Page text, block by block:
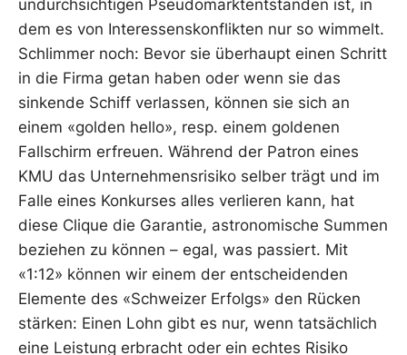
undurchsichtigen Pseudomarktentstanden ist, in
dem es von Interessenskonflikten nur so wimmelt.
Schlimmer noch: Bevor sie überhaupt einen Schritt
in die Firma getan haben oder wenn sie das
sinkende Schiff verlassen, können sie sich an
einem «golden hello», resp. einem goldenen
Fallschirm erfreuen. Während der Patron eines
KMU das Unternehmensrisiko selber trägt und im
Falle eines Konkurses alles verlieren kann, hat
diese Clique die Garantie, astronomische Summen
beziehen zu können – egal, was passiert. Mit
«1:12» können wir einem der entscheidenden
Elemente des «Schweizer Erfolgs» den Rücken
stärken: Einen Lohn gibt es nur, wenn tatsächlich
eine Leistung erbracht oder ein echtes Risiko